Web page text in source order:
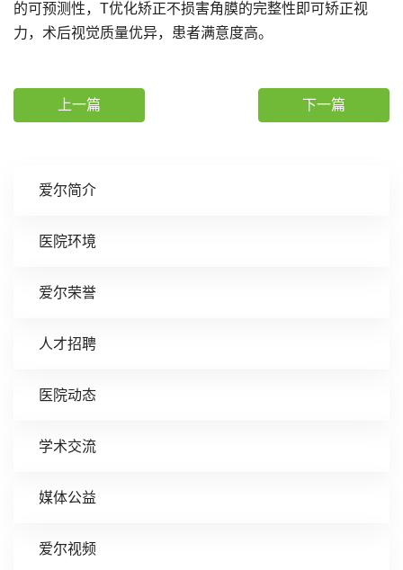
爱尔简介
医院环境
爱尔荣誉
人才招聘
医院动态
学术交流
媒体公益
爱尔视频
的可预测性，T优化矫正不损害角膜的完整性即可矫正视
力，术后视觉质量优异，患者满意度高。
上一篇 下一篇